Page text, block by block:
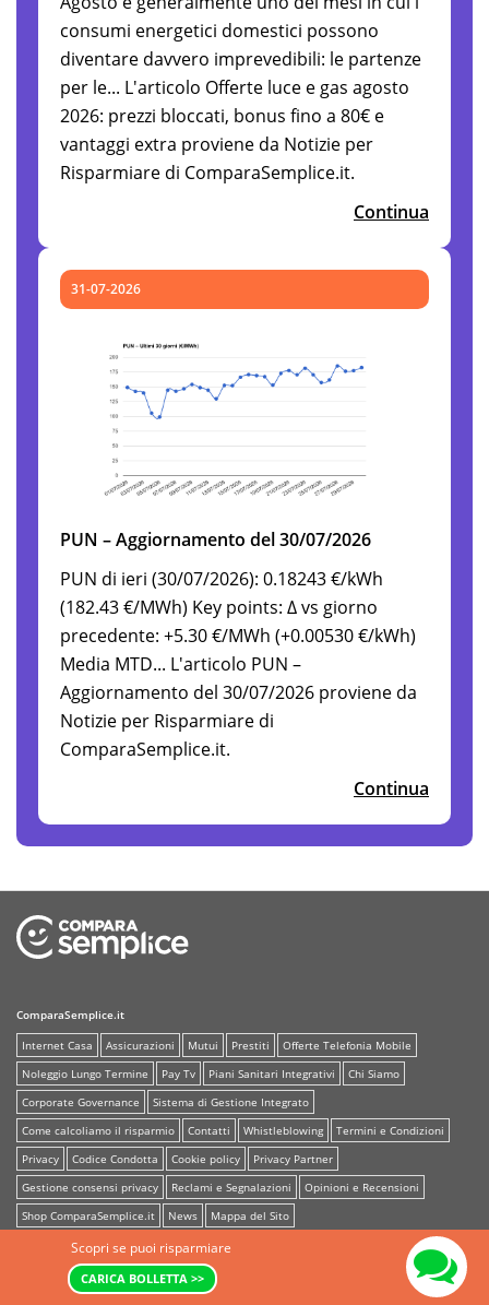
consumi energetici domestici possono
diventare davvero imprevedibili: le partenze
per le... L'articolo Offerte luce e gas agosto
2026: prezzi bloccati, bonus fino a 80€ e
vantaggi extra proviene da Notizie per
Risparmiare di ComparaSemplice.it.
Continua
31-07-2026
PUN – Aggiornamento del 30/07/2026
PUN di ieri (30/07/2026): 0.18243 €/kWh
(182.43 €/MWh) Key points: Δ vs giorno
precedente: +5.30 €/MWh (+0.00530 €/kWh)
Media MTD... L'articolo PUN –
Aggiornamento del 30/07/2026 proviene da
Notizie per Risparmiare di
ComparaSemplice.it.
Continua
ComparaSemplice.it
Internet Casa
Assicurazioni Mutui Prestiti
Offerte Telefonia Mobile
Noleggio Lungo Termine
Pay Tv Piani Sanitari Integrativi
Chi Siamo
Corporate Governance
Sistema di Gestione Integrato
Come calcoliamo il risparmio
Contatti Whistleblowing
Termini e Condizioni
Privacy
Codice Condotta Cookie policy
Privacy Partner
Gestione consensi privacy
Reclami e Segnalazioni
Opinioni e Recensioni
Shop ComparaSemplice.it
News Mappa del Sito
Offerte Luce e Gas
Offerte Luce e Energia Elettrica
Offerte Gas Casa
Offerte Luce e Gas Imprese
Scopri se puoi risparmiare
CARICA BOLLETTA >>